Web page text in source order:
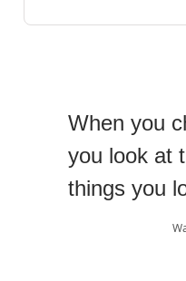
When you
you look at
things you